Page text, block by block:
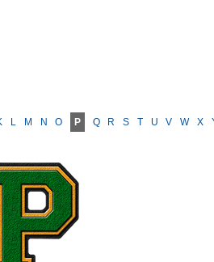
L M N O P Q R S T U V W X